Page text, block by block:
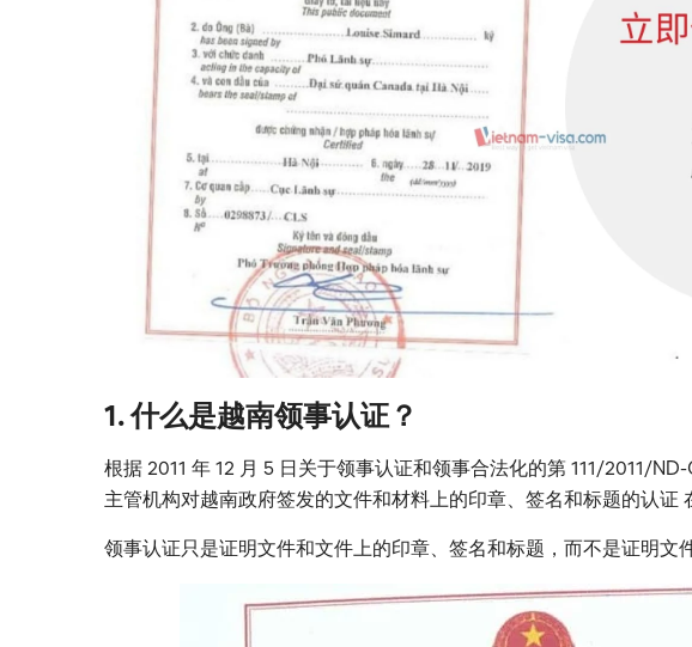
1. 什么是越南领事认证？
根据 2011 年 12 月 5 日关于领事认证和领事合法化的第 111/2011/
主管机构对越南政府签发的文件和材料上的印章、签名和标题的认证
领事认证只是证明文件和文件上的印章、签名和标题，而不是证明文